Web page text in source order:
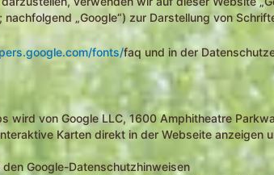
„Google“) zur Darstellung von
fonts/faq und in der
von Google LLC, 1600 Amphitheatre
Karten direkt in der Webseite anzeigen
Google-Datenschutzhinweisen